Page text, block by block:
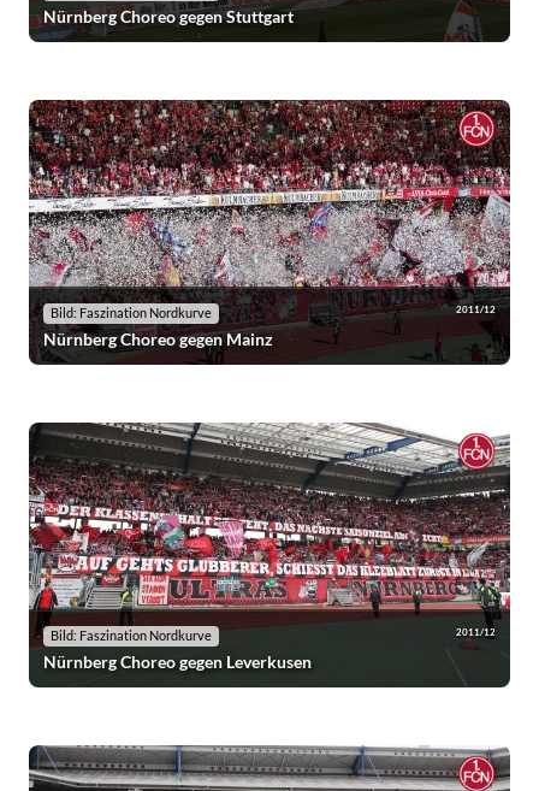
Nürnberg Choreo gegen Stuttgart
Bild: Faszination Nordkurve 2011/12
Nürnberg Choreo gegen Mainz
Bild: Faszination Nordkurve 2011/12
Nürnberg Choreo gegen Leverkusen